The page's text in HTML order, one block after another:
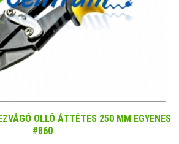
OLLÓ ÁTTÉTES 250 MM EGYENES
#860